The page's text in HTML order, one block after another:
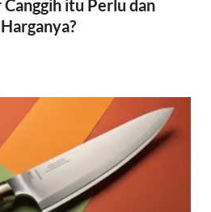
itu Perlu dan